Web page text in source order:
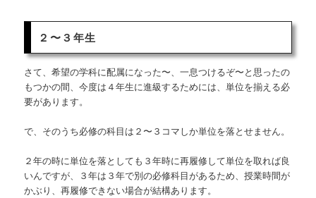
２〜３年生
さて、希望の学科に配属になった〜、一息つけるぞ〜と思ったの
もつかの間、今度は４年生に進級するためには、単位を揃える必
要があります。
で、そのうち必修の科目は２〜３コマしか単位を落とせません。
２年の時に単位を落としても３年時に再履修して単位を取れば良
いんですが、３年は３年で別の必修科目があるため、授業時間が
かぶり、再履修できない場合が結構あります。